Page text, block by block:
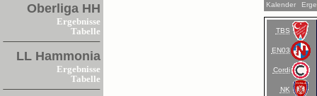
Oberliga HH
Ergebnisse
Tabelle
LL Hammonia
Ergebnisse
Tabelle
Kalender
TBS
EN03
Cordi
NK